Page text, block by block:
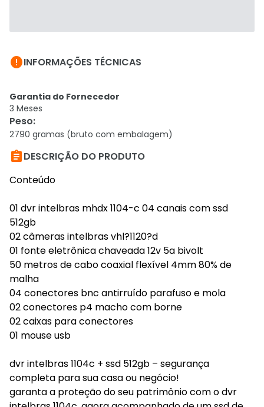
INFORMAÇÕES TÉCNICAS
Garantia do Fornecedor
3 Meses
Peso:
2790 gramas (bruto com embalagem)
DESCRIÇÃO DO PRODUTO
Conteúdo
01 dvr intelbras mhdx 1104-c 04 canais com ssd
512gb
02 câmeras intelbras vhl?1120?d
01 fonte eletrônica chaveada 12v 5a bivolt
50 metros de cabo coaxial flexível 4mm 80% de
malha
04 conectores bnc antirruído parafuso e mola
02 conectores p4 macho com borne
02 caixas para conectores
01 mouse usb
dvr intelbras 1104c + ssd 512gb – segurança
completa para sua casa ou negócio!
garanta a proteção do seu patrimônio com o dvr